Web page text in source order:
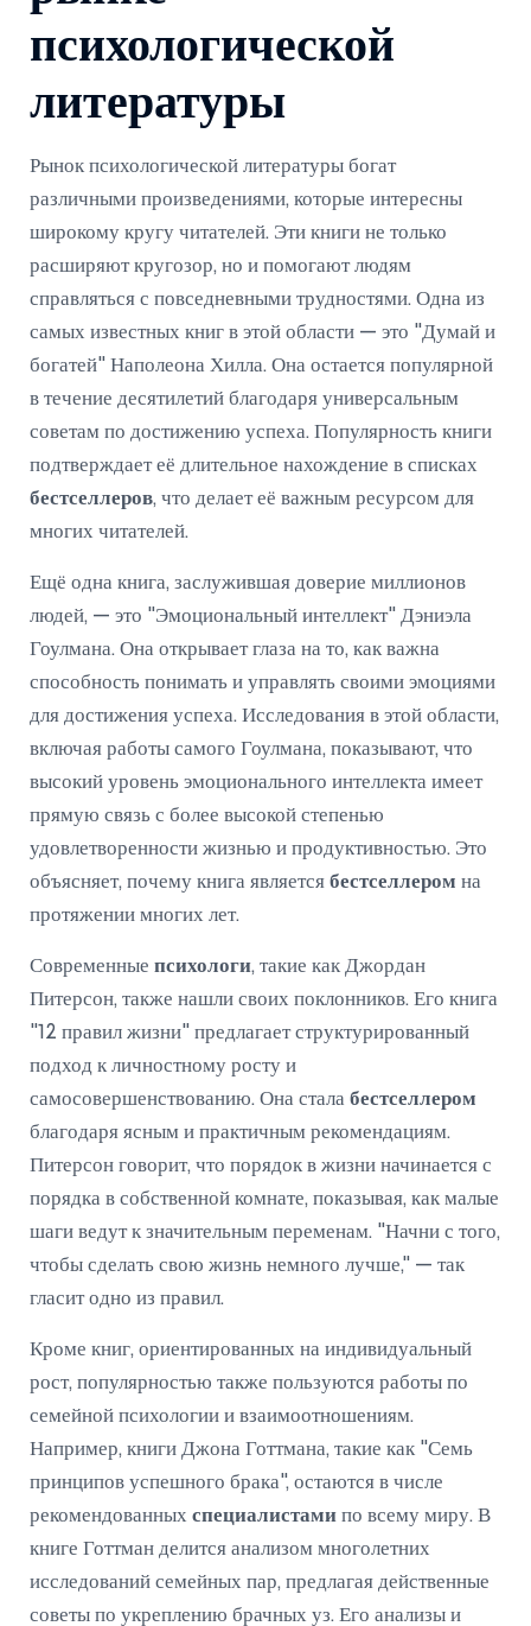
психологической
литературы
Рынок психологической литературы богат
различными произведениями, которые интересны
широкому кругу читателей. Эти книги не только
расширяют кругозор, но и помогают людям
справляться с повседневными трудностями. Одна из
самых известных книг в этой области — это "Думай и
богатей" Наполеона Хилла. Она остается популярной
в течение десятилетий благодаря универсальным
советам по достижению успеха. Популярность книги
подтверждает её длительное нахождение в списках
бестселлеров, что делает её важным ресурсом для
многих читателей.
Ещё одна книга, заслужившая доверие миллионов
людей, — это "Эмоциональный интеллект" Дэниэла
Гоулмана. Она открывает глаза на то, как важна
способность понимать и управлять своими эмоциями
для достижения успеха. Исследования в этой области,
включая работы самого Гоулмана, показывают, что
высокий уровень эмоционального интеллекта имеет
прямую связь с более высокой степенью
удовлетворенности жизнью и продуктивностью. Это
объясняет, почему книга является бестселлером на
протяжении многих лет.
Современные психологи, такие как Джордан
Питерсон, также нашли своих поклонников. Его книга
"12 правил жизни" предлагает структурированный
подход к личностному росту и
самосовершенствованию. Она стала бестселлером
благодаря ясным и практичным рекомендациям.
Питерсон говорит, что порядок в жизни начинается с
порядка в собственной комнате, показывая, как малые
шаги ведут к значительным переменам. "Начни с того,
чтобы сделать свою жизнь немного лучше," — так
гласит одно из правил.
Кроме книг, ориентированных на индивидуальный
рост, популярностью также пользуются работы по
семейной психологии и взаимоотношениям.
Например, книги Джона Готтмана, такие как "Семь
принципов успешного брака", остаются в числе
рекомендованных специалистами по всему миру. В
книге Готтман делится анализом многолетних
исследований семейных пар, предлагая действенные
советы по укреплению брачных уз. Его анализы и